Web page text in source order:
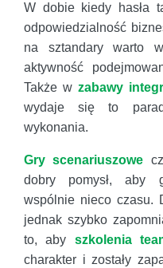
W dobie kiedy hasła
odpowiedzialność
na sztandary warto
aktywność
Także wzabawy
wydaje się to
wykonania.
Gry scenariuszowe
dobry pomysł, aby
wspólnie nieco czasu.
jednak szybko
to, aby szkolenia
charakter i zostały